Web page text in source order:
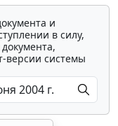
и
в силу,
версии системы